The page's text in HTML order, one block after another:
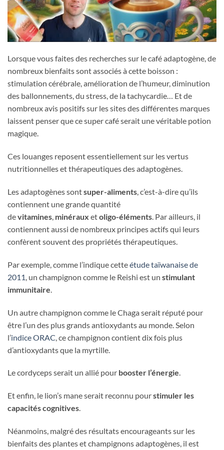
Lorsque vous faites des recherches sur le café adaptogène, de
nombreux bienfaits sont associés à cette boisson :
stimulation cérébrale, amélioration de l’humeur, diminution
des ballonnements, du stress, de la tachycardie… Et de
nombreux avis positifs sur les sites des différentes marques
laissent penser que ce super café serait une véritable potion
magique.
Ces louanges reposent essentiellement sur les vertus
nutritionnelles et thérapeutiques des adaptogènes.
Les adaptogènes sontsuper-aliments, c’est-à-dire qu’ils
contiennent une grande quantité
devitamines, minéraux etoligo-éléments. Par ailleurs, il
contiennent aussi de nombreux principes actifs qui leurs
confèrent souvent des propriétés thérapeutiques.
Par exemple, comme l’indique cetteétude taïwanaise de
2011 , un champignon comme le Reishi est un stimulant
immunitaire
Un autre champignon comme le Chaga serait réputé pour
être l’un des plus grands antioxydants au monde. Selon
l’indice ORAC , ce champignon contient dix fois plus
d’antioxydants que la myrtille.
Le cordyceps serait un allié pour booster l’énergie.
Et enfin, le lion’s mane serait reconnu pourstimuler les
capacités cognitives.
Néanmoins, malgré des résultats encourageants sur les
bienfaits des plantes et champignons adaptogènes, il est